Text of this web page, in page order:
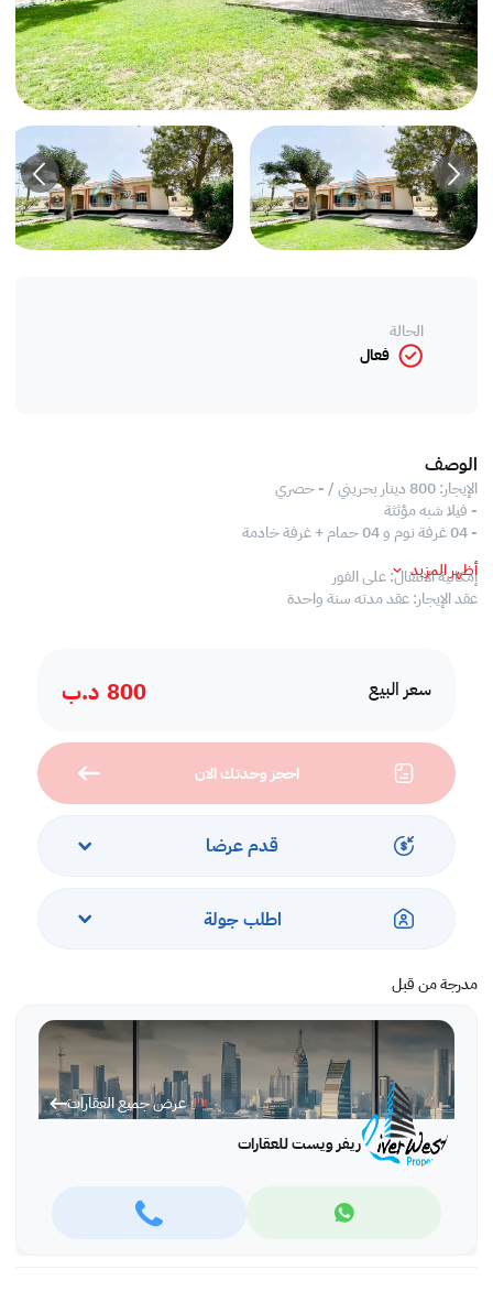
سعر البيع 800 د.ب
احجز وحدتك الان
قدم عرضا
اطلب جولة
مدرجة من قبل
عرض جميع العقارات
ريفر ويست للعقارات
الحالة
فعال
الوصف
الإيجار: 800 دينار بحريني / - حصري
- فيلا شبه مؤثثة
- 04 غرفة نوم و 04 حمام + غرفة خادمة
إمكانية الانتقال: على الفور
عقد الإيجار: عقد مدته سنة واحدة
- منطقة لعب الاطفال
هذه الفيلا المليئة بالضوء في البديع مع حديقة مصانة جيدًا للغاية مع مرافق
المجمع تمنحك أنت وعائلتك الخصوصية والهدوء التامين ، الفيلا بأكملها محاطة
تشمل الفيلا المصممة بشكل جيد ما يلي:
- منطقة الطعام
- غرفة تخزين
- مطبخ مغلق
- مكيفات سبليت
عند دخولك إلى هذا العقار ، يؤدي ذلك إلى غرفة جلوس / طعام فسيحة مع نوافذ
كاملة الطول مزودة بستائر تطل على الجمال الخارجي.
من المدخل إلى غرفة المعيشة وغرف النوم ، تم فرش مكان الإقامة بأرضيات
رخامية بالكامل. تم تحسين غرف النوم بخزائن مدمجة وحمامات داخلية.
فيلا مجمعة ستمنحك أنت وعائلتك تجربة معيشية رائعة.
أظهر المزيد